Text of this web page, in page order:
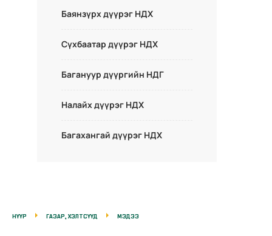
Баянзүрх дүүрэг НДХ
Сүхбаатар дүүрэг НДХ
Багануур дүүргийн НДГ
Налайх дүүрэг НДХ
Багахангай дүүрэг НДХ
НҮҮР ГАЗАР, ХЭЛТСҮҮД МЭДЭЭ